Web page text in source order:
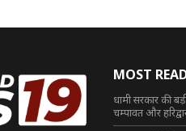
MOST
धामी सरकार की
चम्पावत और